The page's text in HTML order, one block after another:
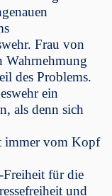
Frau von
Wahrnehmung
des Problems.
ein
als denn sich
immer vom Kopf
Freiheit für die
und